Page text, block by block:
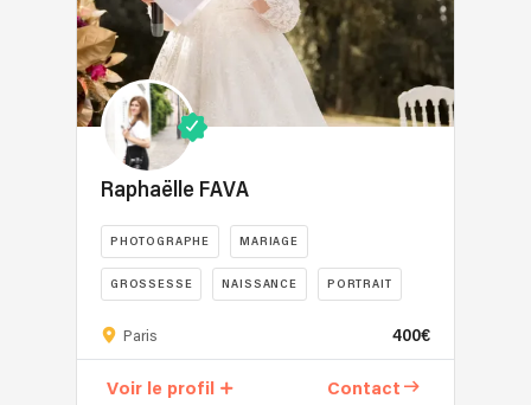
Raphaëlle FAVA
PHOTOGRAPHE MARIAGE
GROSSESSE NAISSANCE PORTRAIT
Paris 400€
Voir le profil Contact